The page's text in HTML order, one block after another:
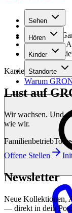
Sehen
Hören
Kinder
Standorte
Warum
Seit 1971
GRONDE
8× im Raum
Karriere
Lust auf
Wir wachsen. Und
wie wir.
Familienbetrieb
Offene Stellen
Newsletter
Neue Kollektionen,
— direkt in dein